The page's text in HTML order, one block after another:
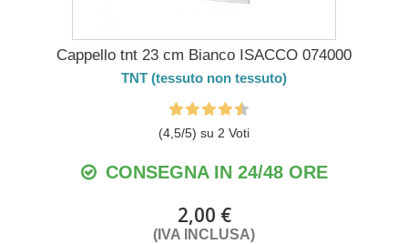
Cappello tnt 23 cm Bianco ISACCO 074000
TNT (tessuto non tessuto)
(4,5/5) su 2 Voti
CONSEGNA IN 24/48 ORE
2,00 €
(IVA INCLUSA)